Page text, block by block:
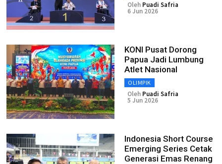
Oleh Puadi Safria
6 Jun 2026
KONI Pusat Dorong
Papua Jadi Lumbung
Atlet Nasional
OLIMPIK
Oleh Puadi Safria
5 Jun 2026
Indonesia Short Course
Emerging Series Cetak
Generasi Emas Renang